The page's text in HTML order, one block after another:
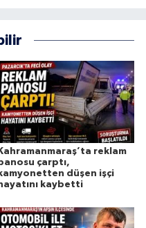
Kahramanmaraş’ta reklam
çarptı,
kamyonetten düşen işçi
hayatını kaybetti